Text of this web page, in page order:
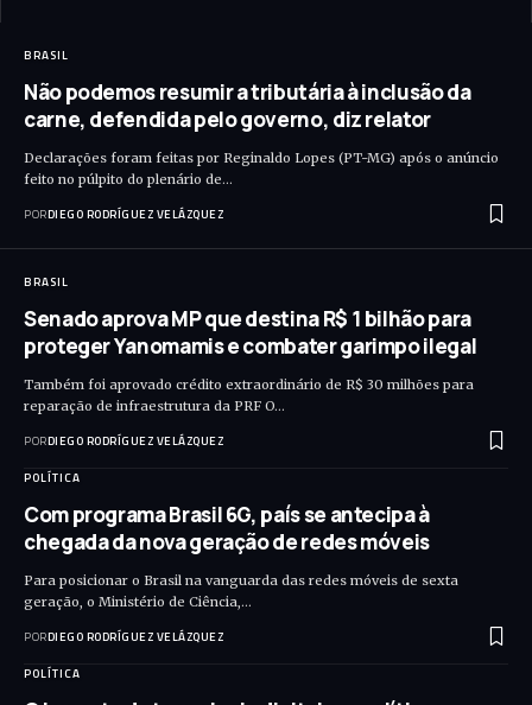
BRASIL
Não podemos resumir a tributária à inclusão da
carne, defendida pelo governo, diz relator
Declarações foram feitas por Reginaldo Lopes (PT-MG) após o anúncio
feito no púlpito do plenário de…
PORDIEGO RODRÍGUEZ VELÁZQUEZ
BRASIL
Senado aprova MP que destina R$ 1 bilhão para
proteger Yanomamis e combater garimpo ilegal
Também foi aprovado crédito extraordinário de R$ 30 milhões para
reparação de infraestrutura da PRF O…
PORDIEGO RODRÍGUEZ VELÁZQUEZ
POLÍTICA
Com programa Brasil 6G, país se antecipa à
chegada da nova geração de redes móveis
Para posicionar o Brasil na vanguarda das redes móveis de sexta
geração, o Ministério de Ciência,…
PORDIEGO RODRÍGUEZ VELÁZQUEZ
POLÍTICA